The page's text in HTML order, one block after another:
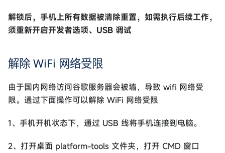
解锁后，手机上所有数据被清除重置，如需执行后续工作，
须重新开启开发者选项、USB 调试
解除 WiFi 网络受限
由于国内网络访问谷歌服务器会被墙，导致 wifi 网络受
限。通过下面操作可以解除 WiFi 网络受限
1、手机开机状态下，通过 USB 线将手机连接到电脑。
2、打开桌面 platform-tools 文件夹，打开 CMD 窗口